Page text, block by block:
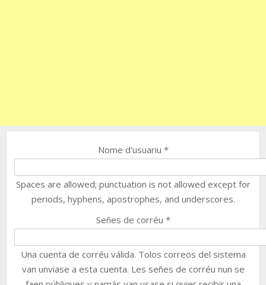
Nome d'usuariu *
Spaces are allowed; punctuation is not allowed except for
periods, hyphens, apostrophes, and underscores.
Señes de corréu *
Una cuenta de corréu válida. Tolos correos del sistema
van unviase a esta cuenta. Les señes de corréu nun se